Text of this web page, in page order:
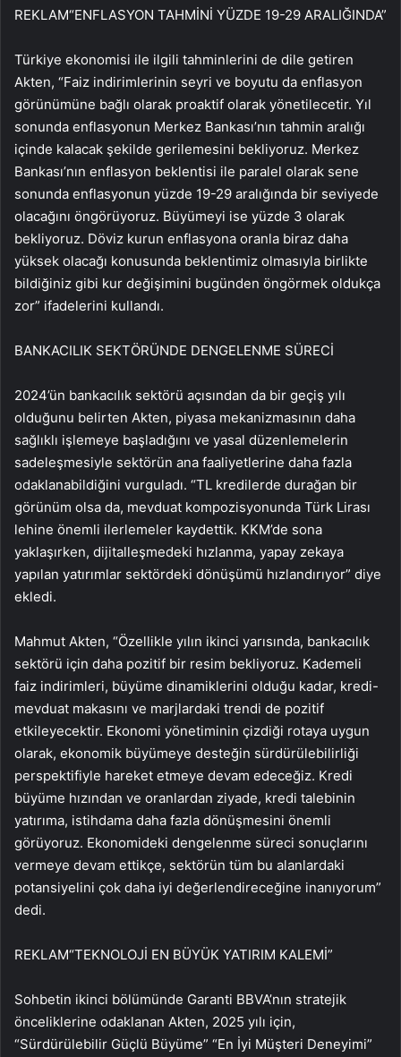
REKLAM“ENFLASYON TAHMİNİ YÜZDE 19-29 ARALIĞINDA”
Türkiye ekonomisi ile ilgili tahminlerini de dile getiren
Akten, “Faiz indirimlerinin seyri ve boyutu da enflasyon
görünümüne bağlı olarak proaktif olarak yönetilecetir. Yıl
sonunda enflasyonun Merkez Bankası’nın tahmin aralığı
içinde kalacak şekilde gerilemesini bekliyoruz. Merkez
Bankası’nın enflasyon beklentisi ile paralel olarak sene
sonunda enflasyonun yüzde 19-29 aralığında bir seviyede
olacağını öngörüyoruz. Büyümeyi ise yüzde 3 olarak
bekliyoruz. Döviz kurun enflasyona oranla biraz daha
yüksek olacağı konusunda beklentimiz olmasıyla birlikte
bildiğiniz gibi kur değişimini bugünden öngörmek oldukça
zor” ifadelerini kullandı.
BANKACILIK SEKTÖRÜNDE DENGELENME SÜRECİ
2024’ün bankacılık sektörü açısından da bir geçiş yılı
olduğunu belirten Akten, piyasa mekanizmasının daha
sağlıklı işlemeye başladığını ve yasal düzenlemelerin
sadeleşmesiyle sektörün ana faaliyetlerine daha fazla
odaklanabildiğini vurguladı. “TL kredilerde durağan bir
görünüm olsa da, mevduat kompozisyonunda Türk Lirası
lehine önemli ilerlemeler kaydettik. KKM’de sona
yaklaşırken, dijitalleşmedeki hızlanma, yapay zekaya
yapılan yatırımlar sektördeki dönüşümü hızlandırıyor” diye
ekledi.
Mahmut Akten, “Özellikle yılın ikinci yarısında, bankacılık
sektörü için daha pozitif bir resim bekliyoruz. Kademeli
faiz indirimleri, büyüme dinamiklerini olduğu kadar, kredi-
mevduat makasını ve marjlardaki trendi de pozitif
etkileyecektir. Ekonomi yönetiminin çizdiği rotaya uygun
olarak, ekonomik büyümeye desteğin sürdürülebilirliği
perspektifiyle hareket etmeye devam edeceğiz. Kredi
büyüme hızından ve oranlardan ziyade, kredi talebinin
yatırıma, istihdama daha fazla dönüşmesini önemli
görüyoruz. Ekonomideki dengelenme süreci sonuçlarını
vermeye devam ettikçe, sektörün tüm bu alanlardaki
potansiyelini çok daha iyi değerlendireceğine inanıyorum”
dedi.
REKLAM“TEKNOLOJİ EN BÜYÜK YATIRIM KALEMİ”
Sohbetin ikinci bölümünde Garanti BBVA’nın stratejik
önceliklerine odaklanan Akten, 2025 yılı için,
“Sürdürülebilir Güçlü Büyüme” “En İyi Müşteri Deneyimi”